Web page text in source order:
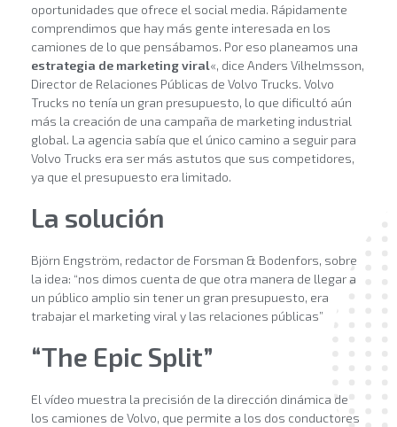
oportunidades que ofrece el social media. Rápidamente
comprendimos que hay más gente interesada en los
camiones de lo que pensábamos. Por eso planeamos una
estrategia de marketing viral«, dice Anders Vilhelmsson,
Director de Relaciones Públicas de Volvo Trucks. Volvo
Trucks no tenía un gran presupuesto, lo que dificultó aún
más la creación de una campaña de marketing industrial
global. La agencia sabía que el único camino a seguir para
Volvo Trucks era ser más astutos que sus competidores,
ya que el presupuesto era limitado.
La solución
Björn Engström, redactor de Forsman & Bodenfors, sobre
la idea: “nos dimos cuenta de que otra manera de llegar a
un público amplio sin tener un gran presupuesto, era
trabajar el marketing viral y las relaciones públicas”
“The Epic Split”
El vídeo muestra la precisión de la dirección dinámica de
los camiones de Volvo, que permite a los dos conductores